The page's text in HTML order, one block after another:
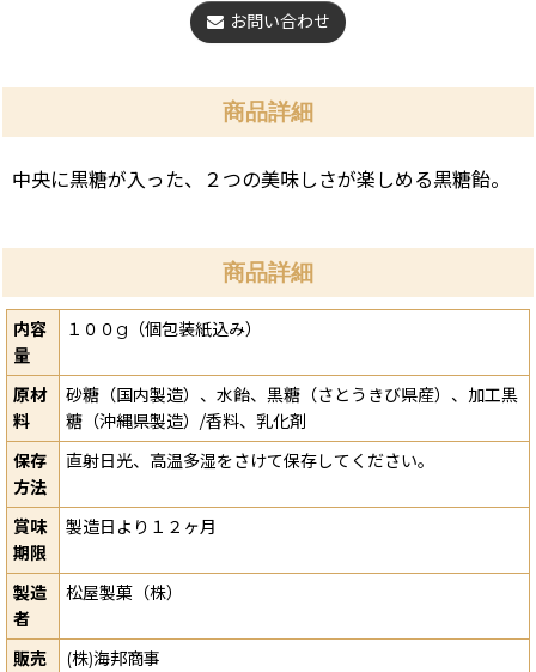
お問い合わせ
商品詳細
中央に黒糖が入った、２つの美味しさが楽しめる黒糖飴。
商品詳細
内容
量
１００g（個包装紙込み）
原材
料
砂糖（国内製造）、水飴、黒糖（さとうきび県産）、加工黒
糖（沖縄県製造）/香料、乳化剤
保存
方法
直射日光、高温多湿をさけて保存してください。
賞味
期限
製造日より１２ヶ月
製造
者
松屋製菓（株）
販売
(株)海邦商事